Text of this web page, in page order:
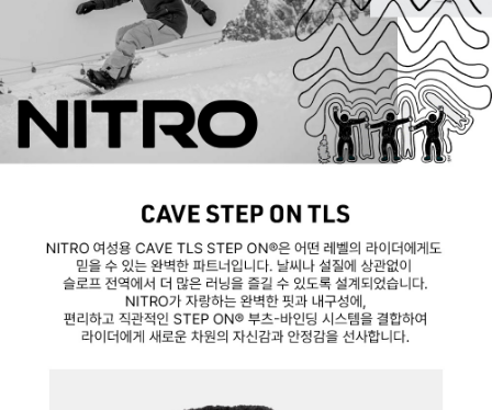
페이코 ID로 페